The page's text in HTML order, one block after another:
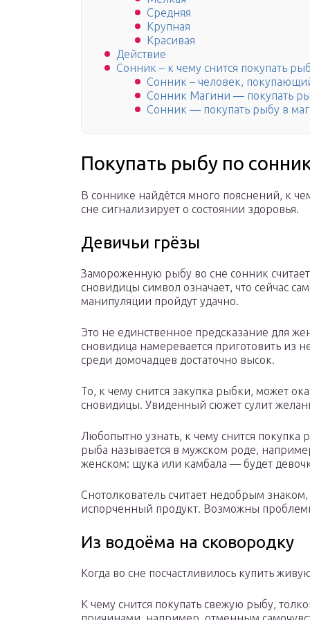
Средняя
Крупная
Красивая
Действие
Сонник – к чему снится покупать
Сонник – человек,
Сонник Магини — покупать
Сонник — покупать рыбу в
Покупать рыбу по
В соннике найдётся много пояснений, к
сне сигнализирует о состоянии здоровья.
Девичьи грёзы
Замороженную рыбу во сне сонник
сновидицы символ означает, что сейчас
манипуляции пройдут удачно.
Это не единственное предсказание для
сновидица намеревается приготовить из
среди домочадцев достаточно высок.
То, к чему снится закупка рыбки, может
сновидицы. Увиденный сюжет сулит
Любопытно узнать, к чему снится
рыба называется в мужском роде,
женском: щука или камбала — будет
Снотолкователь считает недобрым
испорченный продукт. Возможны
Из водоёма на сковородку
Когда во сне посчастливилось купить
К чему снится покупать свежую рыбу,